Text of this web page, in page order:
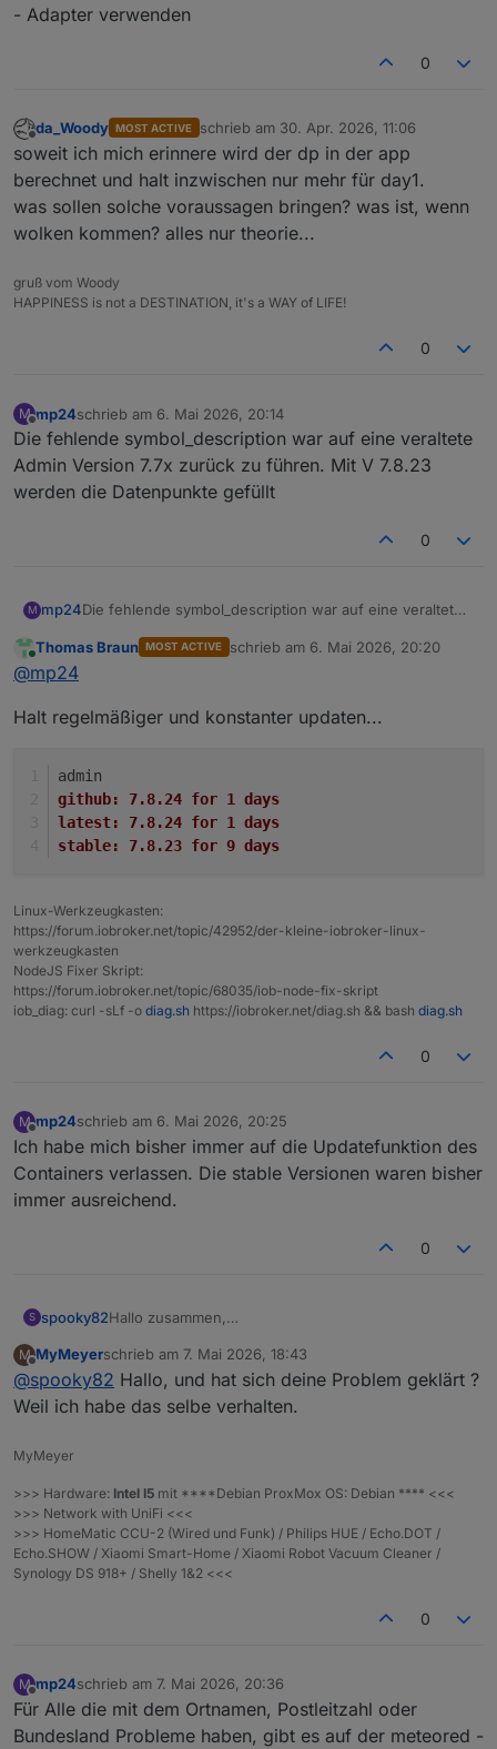
- Adapter verwenden
0
Offline
da_Woody MOST ACTIVE schrieb am 30. Apr. 2026, 11:06
zuletzt editiert von
soweit ich mich erinnere wird der dp in der app
berechnet und halt inzwischen nur mehr für day1.
was sollen solche voraussagen bringen? was ist, wenn
wolken kommen? alles nur theorie...
gruß vom Woody
HAPPINESS is not a DESTINATION, it's a WAY of LIFE!
0
M
Offline
mp24schrieb am 6. Mai 2026, 20:14
zuletzt editiert von
Die fehlende symbol_description war auf eine veraltete
Admin Version 7.7x zurück zu führen. Mit V 7.8.23
werden die Datenpunkte gefüllt
0
M mp24Die fehlende symbol_description war auf eine veraltete
werden die Datenpunkte gefüllt
Online
Thomas Braun MOST ACTIVE schrieb am 6. Mai 2026, 20:20
zuletzt editiert von
@mp24
Halt regelmäßiger und konstanter updaten...
admin
github:	7.8.24 for 1 days
latest:	7.8.24 for 1 days
stable:	7.8.23 for 9 days
Linux-Werkzeugkasten:
https://forum.iobroker.net/topic/42952/der-kleine-iobroker-linux-
werkzeugkasten
NodeJS Fixer Skript:
https://forum.iobroker.net/topic/68035/iob-node-fix-skript
iob_diag: curl -sLf -o diag.sh https://iobroker.net/diag.sh && bash diag.sh
0
M
Offline
mp24schrieb am 6. Mai 2026, 20:25
zuletzt editiert von
Ich habe mich bisher immer auf die Updatefunktion des
Containers verlassen. Die stable Versionen waren bisher
immer ausreichend.
0
S spooky82Hallo zusammen,
zurecht, denn meine Location wird nicht gefunden.
Was mache ich falsch?
M
Offline
MyMeyerschrieb am 7. Mai 2026, 18:43
zuletzt editiert von
@spooky82 Hallo, und hat sich deine Problem geklärt ?
Weil ich habe das selbe verhalten.
MyMeyer
>>> Hardware: Intel I5 mit ****Debian ProxMox OS: Debian **** <<<
>>> Network with UniFi <<<
>>> HomeMatic CCU-2 (Wired und Funk) / Philips HUE / Echo.DOT /
Echo.SHOW / Xiaomi Smart-Home / Xiaomi Robot Vacuum Cleaner /
Synology DS 918+ / Shelly 1&2 <<<
0
M
Offline
mp24schrieb am 7. Mai 2026, 20:36
zuletzt editiert von
Für Alle die mit dem Ortnamen, Postleitzahl oder
Bundesland Probleme haben, gibt es auf der meteored -